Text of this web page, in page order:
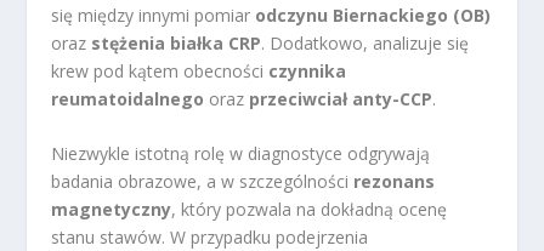
się między innymi pomiar odczynu Biernackiego (OB)
oraz stężenia białka CRP. Dodatkowo, analizuje się
krew pod kątem obecności czynnika
reumatoidalnego oraz przeciwciał anty-CCP.
Niezwykle istotną rolę w diagnostyce odgrywają
badania obrazowe, a w szczególności rezonans
magnetyczny, który pozwala na dokładną ocenę
stanu stawów. W przypadku podejrzenia